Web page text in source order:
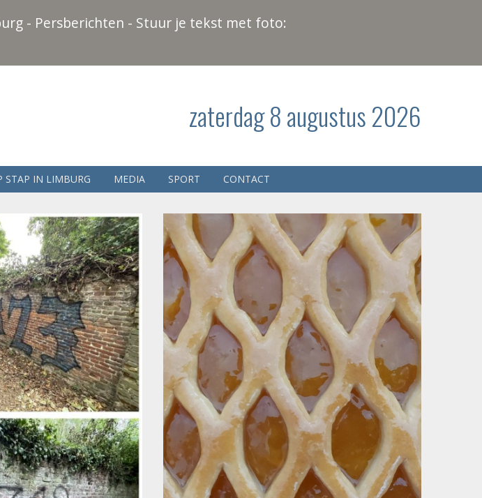
- Persberichten - Stuur je tekst met foto:
zaterdag 8 augustus 2026
STAP IN LIMBURG MEDIA SPORT CONTACT